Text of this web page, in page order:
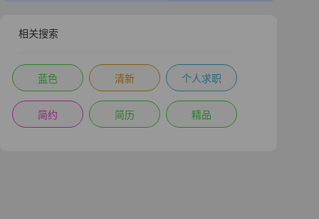
相关搜索
蓝色 清新 个人求职
简约 简历 精品